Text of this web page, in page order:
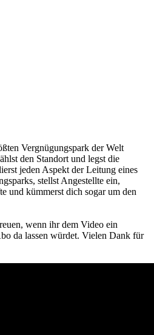
Vergnügungspark der Welt
den Standort und legst die
jeden Aspekt der Leitung eines
stellst Angestellte ein,
und kümmerst dich sogar um den
wenn ihr dem Video ein
da lassen würdet. Vielen Dank für